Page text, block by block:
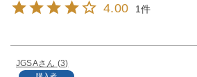
4.00 1
JGSA 3